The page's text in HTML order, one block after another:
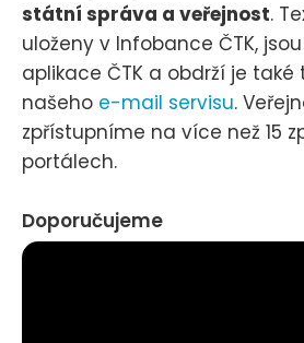
státní správa a veřejnost.
uloženy v Infobance ČTK,
aplikace ČTK a obdrží je
našeho e-mail servisu.
zpřístupníme na více než 15
portálech.
Doporučujeme